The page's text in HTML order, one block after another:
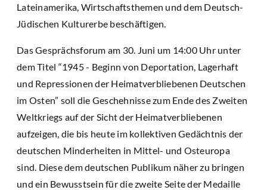
Lateinamerika, Wirtschaftsthemen und dem Deutsch-
Jüdischen Kulturerbe beschäftigen.
Das Gesprächsforum am 30. Juni um 14:00 Uhr unter
dem Titel “1945 - Beginn von Deportation, Lagerhaft
und Repressionen der Heimatverbliebenen Deutschen
im Osten” soll die Geschehnisse zum Ende des Zweiten
Weltkriegs auf der Sicht der Heimatverbliebenen
aufzeigen, die bis heute im kollektiven Gedächtnis der
deutschen Minderheiten in Mittel- und Osteuropa
sind. Diese dem deutschen Publikum näher zu bringen
und ein Bewusstsein für die zweite Seite der Medaille